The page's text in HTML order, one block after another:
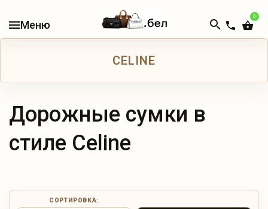
0
В
СУМКИ
МУЖСКИЕ
СУМКИ
СУМКИ
CELINE
Дорожные сумки в
стиле Celine
СОРТИРОВКА: